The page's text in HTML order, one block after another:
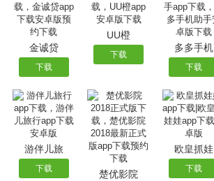
金诚贷
下载
UU橙
下载
多多手机
下载
游伴儿旅
下载 楚优影院
欧皇抓娃
下载